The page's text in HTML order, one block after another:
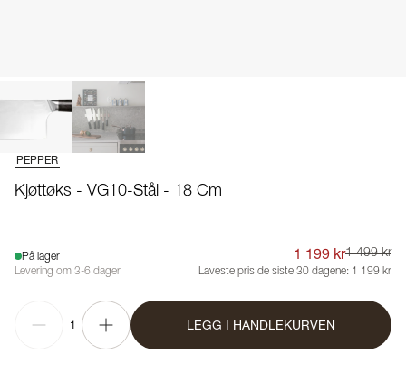
PEPPER
Kjøttøks - VG10-Stål - 18 Cm
På lager
Levering om 3-6 dager
1 199 kr1 499 kr
Laveste pris de siste 30 dagene: 1 199 kr
1 LEGG I HANDLEKURVEN